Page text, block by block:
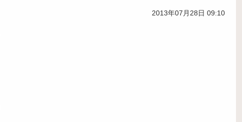
2013年07月28日 09:10